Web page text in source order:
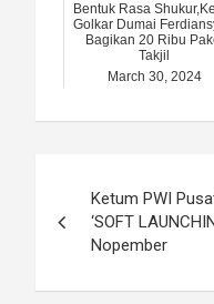
Bentuk Rasa
Golkar Dumai
Bagikan 20 Ribu
Takjil
March 30, 2024
navigation
Ketum PWI
‘SOFT
Nopember